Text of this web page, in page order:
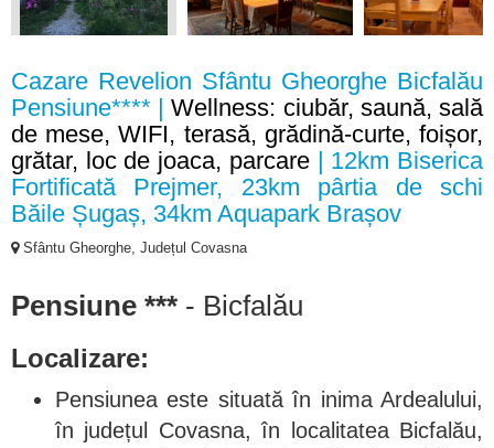
Cazare Revelion Sfântu Gheorghe Bicfalău
Pensiune**** |Wellness: ciubăr, saună, sală
de mese, WIFI, terasă, grădină-curte, foișor,
grătar, loc de joaca, parcare| 12km Biserica
Fortificată Prejmer, 23km pârtia de schi
Băile Șugaș, 34km Aquapark Brașov
Sfântu Gheorghe, Județul Covasna
Pensiune *** - Bicfalău
Localizare:
Pensiunea este situată în inima Ardealului,
în județul Covasna, în localitatea Bicfalău,